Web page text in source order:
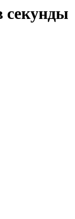
секунды